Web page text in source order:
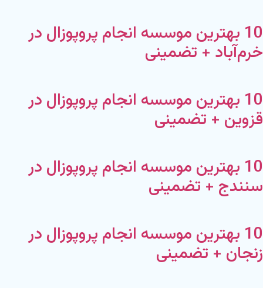
10 بهترین موسسه انجام پروپوزال در
خرم‌آباد + تضمینی
10 بهترین موسسه انجام پروپوزال در
قزوین + تضمینی
10 بهترین موسسه انجام پروپوزال در
سنندج + تضمینی
10 بهترین موسسه انجام پروپوزال در
زنجان + تضمینی